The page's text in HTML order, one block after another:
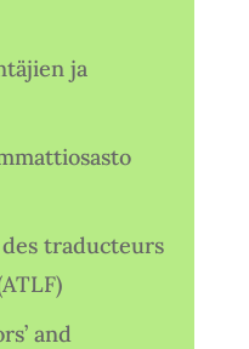
ja
traducteurs
and